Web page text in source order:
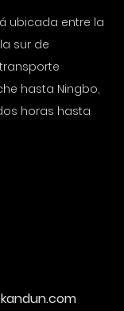
ubicada entre la
sur de
hasta Ningbo,
horas hasta